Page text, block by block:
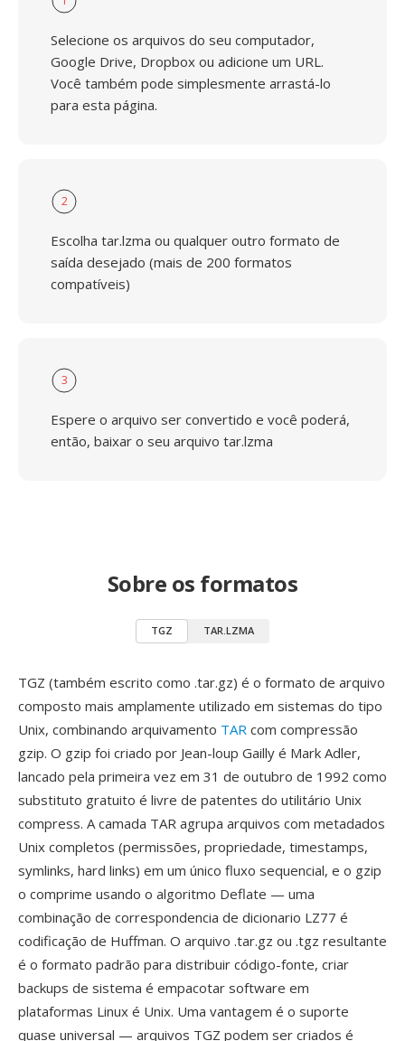
Selecione os arquivos do seu computador,
Google Drive, Dropbox ou adicione um URL.
Você também pode simplesmente arrastá-lo
para esta página.
2
Escolha tar.lzma ou qualquer outro formato de
saída desejado (mais de 200 formatos
compatíveis)
3
Espere o arquivo ser convertido e você poderá,
então, baixar o seu arquivo tar.lzma
Sobre os formatos
TGZ TAR.LZMA
TGZ (também escrito como .tar.gz) é o formato de arquivo
composto mais amplamente utilizado em sistemas do tipo
Unix, combinando arquivamento TAR com compressão
gzip. O gzip foi criado por Jean-loup Gailly é Mark Adler,
lancado pela primeira vez em 31 de outubro de 1992 como
substituto gratuito é livre de patentes do utilitário Unix
compress. A camada TAR agrupa arquivos com metadados
Unix completos (permissões, propriedade, timestamps,
symlinks, hard links) em um único fluxo sequencial, e o gzip
o comprime usando o algoritmo Deflate — uma
combinação de correspondencia de dicionario LZ77 é
codificação de Huffman. O arquivo .tar.gz ou .tgz resultante
é o formato padrão para distribuir código-fonte, criar
backups de sistema é empacotar software em
plataformas Linux é Unix. Uma vantagem é o suporte
quase universal — arquivos TGZ podem ser criados é